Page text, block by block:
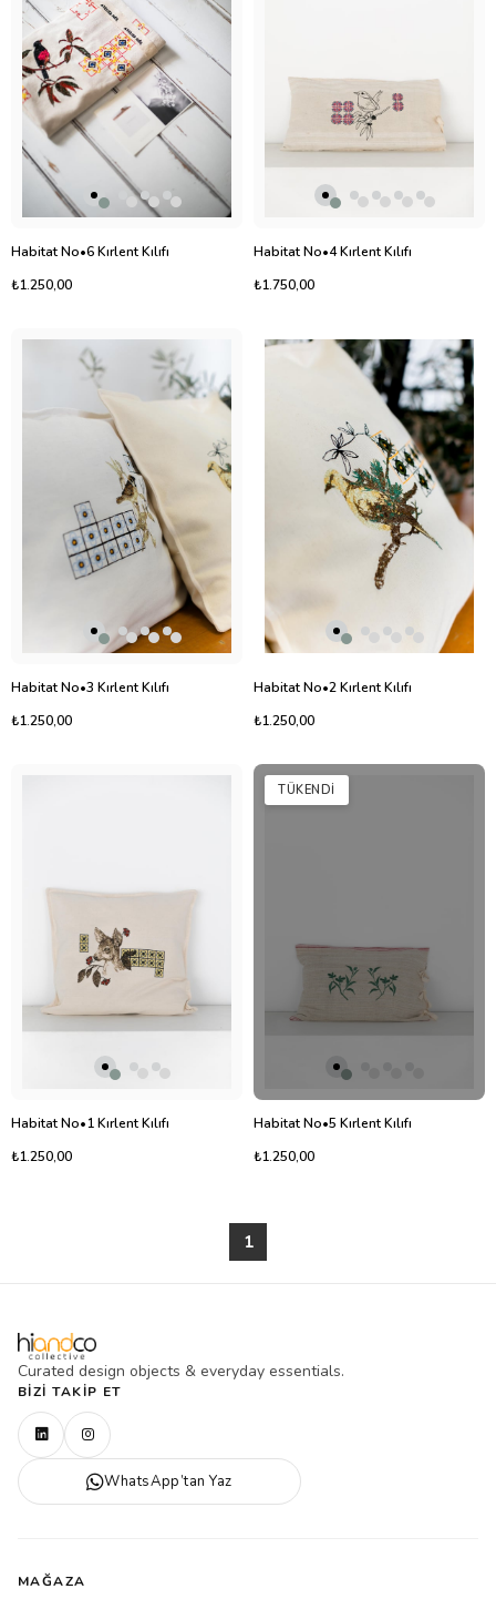
Habitat No•6 Kırlent Kılıfı
₺1.250,00
Habitat No•4 Kırlent Kılıfı
₺1.750,00
Habitat No•3 Kırlent Kılıfı
₺1.250,00
Habitat No•2 Kırlent Kılıfı
₺1.250,00
Habitat No•1 Kırlent Kılıfı
₺1.250,00
TÜKENDI
Habitat No•5 Kırlent Kılıfı
₺1.250,00
1
Curated design objects & everyday essentials.
BIZI TAKIP ET
WhatsApp’tan Yaz
MAĞAZA